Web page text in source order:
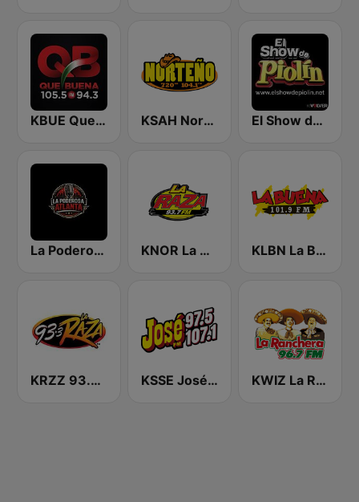
KBUE Que Buena 105.5 / 94.3 FM (US Only) KSAH Norteño 720 y 104.1 El Show de Piolín
La Poderosa Atlanta KNOR La Raza 93.7 (US Only) KLBN La Buena 101.9 FM
KRZZ 93.3 La Raza FM KSSE José 97.5 y 107.1 KWIZ La Ranchera 96.7 FM (US Only)